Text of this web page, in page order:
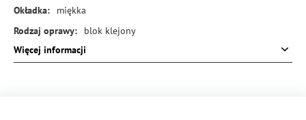
Okładka:
miękka
Rodzaj oprawy:
blok klejony
ISBN:
978-83-8455-452-4
Więcej informacji